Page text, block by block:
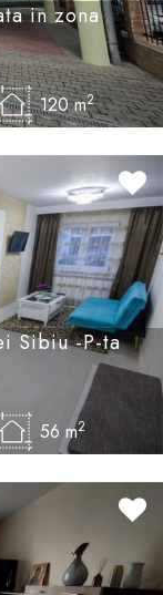
in zona
120 m2
Sibiu -P-ta
56 m2